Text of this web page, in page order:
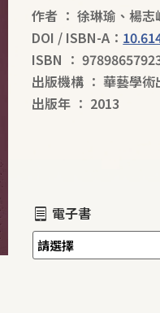
作者 ： 徐琳瑜 、楊志
DOI / ISBN-A：
ISBN ：
出版機構 ： 華藝學術
出版年 ： 2013
電子書